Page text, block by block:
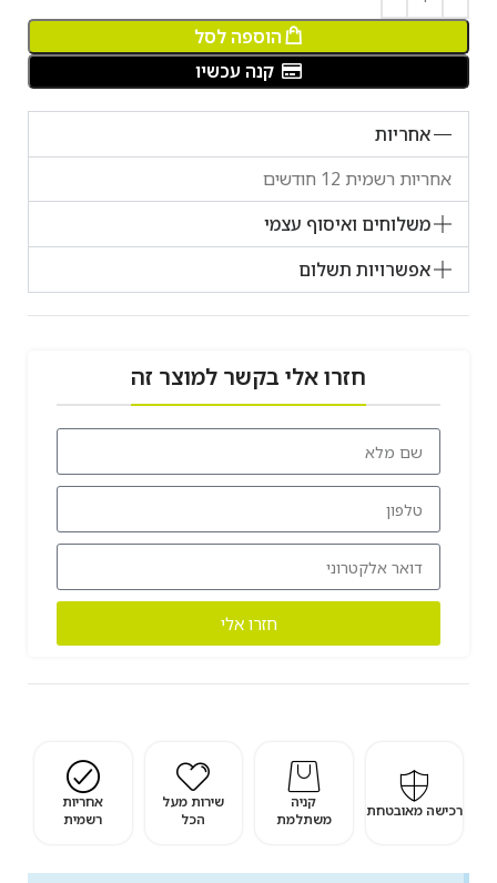
הוספה לסל
קנה עכשיו
אחריות
אחריות רשמית 12 חודשים
משלוחים ואיסוף עצמי
אפשרויות תשלום
חזרו אלי בקשר למוצר זה
חזרו אלי
רכישה מאובטחת
קניה
משתלמת
שירות מעל
הכל
אחריות
רשמית